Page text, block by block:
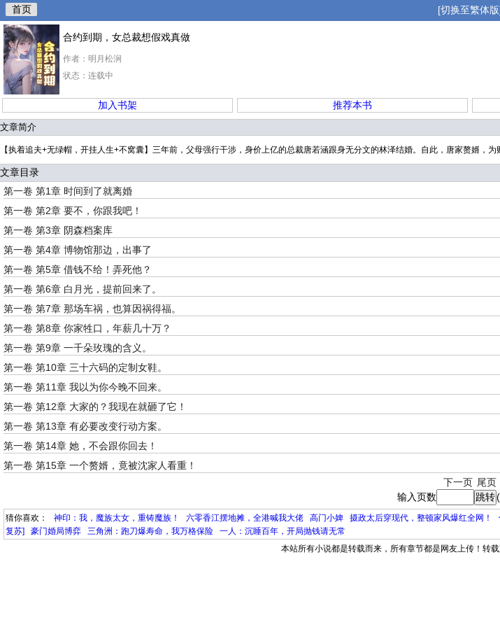
首页 [切换至繁体
合约到期，女总裁想假戏真做
作者：明月松涧
状态：连载中
加入书架 推荐本书
文章简介
【执着追夫+无绿帽，开挂人生+不窝囊】三年前，父母强行干涉，身价上亿的总裁唐若涵跟身无分文的林泽结婚。自此，唐家赘婿
文章目录
第一卷 第1章 时间到了就离婚
第一卷 第2章 要不，你跟我吧！
第一卷 第3章 阴森档案库
第一卷 第4章 博物馆那边，出事了
第一卷 第5章 借钱不给！弄死他？
第一卷 第6章 白月光，提前回来了。
第一卷 第7章 那场车祸，也算因祸得福。
第一卷 第8章 你家牲口，年薪几十万？
第一卷 第9章 一千朵玫瑰的含义。
第一卷 第10章 三十六码的定制女鞋。
第一卷 第11章 我以为你今晚不回来。
第一卷 第12章 大家的？我现在就砸了它！
第一卷 第13章 有必要改变行动方案。
第一卷 第14章 她，不会跟你回去！
第一卷 第15章 一个赘婿，竟被沈家人看重！
下一页 尾页
输入页数
猜你喜欢： 神印：我，魔族太女，重铸魔族！ 六零香江摆地摊，全港喊我大佬 高门小婢 摄政太后穿现代，整顿家风爆红全网！
复苏]
豪门婚局博弈 三角洲：跑刀爆寿命，我万格保险
一人：沉睡百年，开局抛钱请无常
本站所有小说都是转载而来，所有章节都是网友上传！转